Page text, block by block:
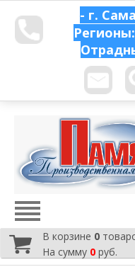
- г.
В корзине 0
На сумму 0 руб.